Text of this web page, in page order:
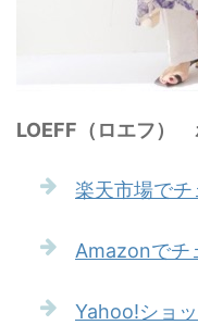
LOEFF（ロエフ）
楽天市場でチ
Amazonでチ
Yahoo!ショ